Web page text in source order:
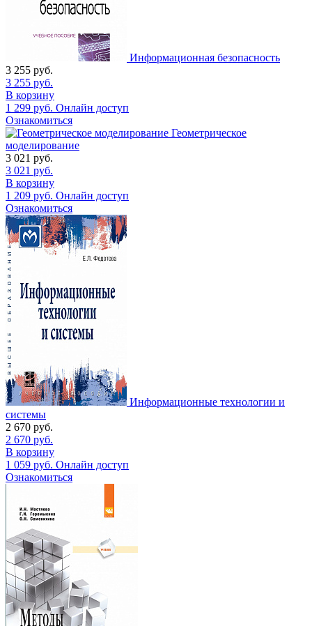
Информационная безопасность
3 255 руб.
3 255 руб.
В корзину
1 299 руб. Онлайн доступ
Ознакомиться
Геометрическое
моделирование
3 021 руб.
3 021 руб.
В корзину
1 209 руб. Онлайн доступ
Ознакомиться
Информационные технологии и
системы
2 670 руб.
2 670 руб.
В корзину
1 059 руб. Онлайн доступ
Ознакомиться